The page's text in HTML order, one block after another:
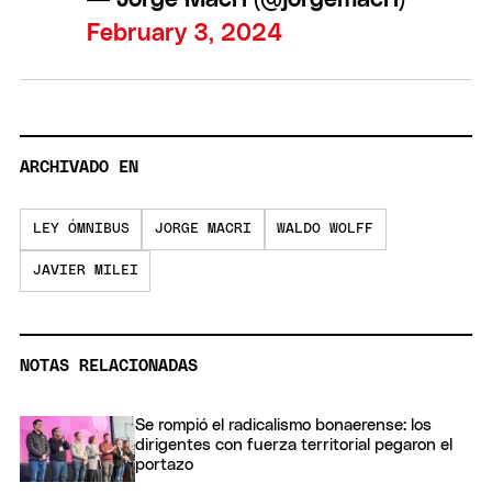
February 3, 2024
ARCHIVADO EN
LEY ÓMNIBUS JORGE MACRI WALDO WOLFF
JAVIER MILEI
NOTAS RELACIONADAS
Se rompió el radicalismo bonaerense: los
dirigentes con fuerza territorial pegaron el
portazo